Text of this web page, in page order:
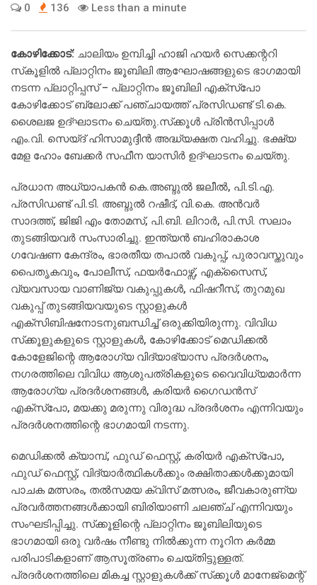
0 136 Less than a minute
കോഴിക്കോട്: ചാലിയം ഉമ്പിച്ചി ഹാജി ഹയര്‍ സെക്കന്ററി
സ്‌കൂളില്‍ പ്ലാറ്റിനം ജൂബിലി ആഘോഷങ്ങളുടെ ഭാഗമായി
നടന്ന പ്ലാറ്റിപ്പസ് – പ്ലാറ്റിനം ജൂബിലി എക്സ്പോ
കോഴിക്കോട് ബ്ലോക്ക് പഞ്ചായത്ത് പ്രസിഡണ്ട് ടി.കെ.
ശൈലജ ഉദ്ഘാടനം ചെയ്തു.സ്‌ക്കൂള്‍ പ്രിന്‍സിപ്പാള്‍
എം.വി. സെയ്ദ് ഹിസാമുദ്ദീന്‍ അദ്ധ്യക്ഷത വഹിച്ചു. ഭക്ഷ്യ
മേള ഹോം ബേക്കര്‍ സഫീന യാസിര്‍ ഉദ്ഘാടനം ചെയ്തു.
പ്രധാന അധ്യാപകന്‍ കെ.അബ്ദുല്‍ ജലീല്‍, പി.ടി.എ.
പ്രസിഡണ്ട് പി.ടി. അബ്ദുല്‍ റഷീദ്, വി.കെ. അന്‍വര്‍
സാദത്ത്, ജിജി എം തോമസ്, പി.ബി. ലിറാര്‍, പി.സി. സലാം
തുടങ്ങിയവര്‍ സംസാരിച്ചു. ഇന്ത്യന്‍ ബഹിരാകാശ
ഗവേഷണ കേന്ദ്രം, ഭാരതീയ തപാല്‍ വകുപ്പ്, പുരാവസ്തുവും
പൈതൃകവും, പോലീസ്, ഫയര്‍ഫോഴ്സ്, എക്സൈസ്,
വ്യവസായ വാണിജ്യ വകുപ്പുകള്‍, ഫിഷറീസ്, തുറമുഖ
വകുപ്പ് തുടങ്ങിയവയുടെ സ്റ്റാളുകള്‍
എക്സിബിഷനോടനുബന്ധിച്ച് ഒരുക്കിയിരുന്നു. വിവിധ
സ്‌ക്കൂളുകളുടെ സ്റ്റാളുകള്‍, കോഴിക്കോട് മെഡിക്കല്‍
കോളേജിന്റെ ആരോഗ്യ വിദ്യാഭ്യാസ പ്രദര്‍ശനം,
നഗരത്തിലെ വിവിധ ആശുപത്രികളുടെ വൈവിധ്യമാര്‍ന്ന
ആരോഗ്യ പ്രദര്‍ശനങ്ങള്‍, കരിയര്‍ ഗൈഡന്‍സ്
എക്സ്പോ, മയക്കു മരുന്നു വിരുദ്ധ പ്രദര്‍ശനം എന്നിവയും
പ്രദര്‍ശനത്തിന്റെ ഭാഗമായി നടന്നു.
മെഡിക്കല്‍ ക്യാമ്പ്, ഫുഡ് ഫെസ്റ്റ്, കരിയര്‍ എക്സ്പോ,
ഫുഡ് ഫെസ്റ്റ്, വിദ്യാര്‍ത്ഥികള്‍ക്കും രക്ഷിതാക്കള്‍ക്കുമായി
പാചക മത്സരം, തല്‍സമയ ക്വിസ് മത്സരം, ജീവകാരുണ്യ
പ്രവര്‍ത്തനങ്ങള്‍ക്കായി ബിരിയാണി ചലഞ്ച് എന്നിവയും
സംഘടിപ്പിച്ചു. സ്‌ക്കൂളിന്റെ പ്ലാറ്റിനം ജൂബിലിയുടെ
ഭാഗമായി ഒരു വര്‍ഷം നീണ്ടു നില്‍ക്കുന്ന നൂറിന കര്‍മ്മ
പരിപാടികളാണ് ആസൂത്രണം ചെയ്തിട്ടുള്ളത്.
പ്രദര്‍ശനത്തിലെ മികച്ച സ്റ്റാളുകള്‍ക്ക് സ്‌ക്കൂള്‍ മാനേജ്മെന്റ്